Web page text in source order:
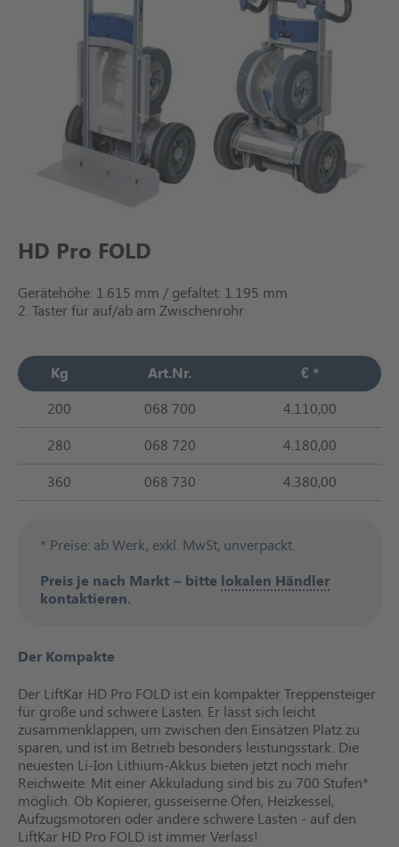
HD Pro FOLD
Gerätehöhe: 1.615 mm / gefaltet: 1.195 mm
2. Taster für auf/ab am Zwischenrohr
Kg Art.Nr. € *
200 068 700 4.110,00
280 068 720 4.180,00
360 068 730 4.380,00
* Preise: ab Werk, exkl. MwSt, unverpackt.
Preis je nach Markt – bitte lokalen Händler
kontaktieren.
Der Kompakte
Der LiftKar HD Pro FOLD ist ein kompakter Treppensteiger
für große und schwere Lasten. Er lässt sich leicht
zusammenklappen, um zwischen den Einsätzen Platz zu
sparen, und ist im Betrieb besonders leistungsstark. Die
neuesten Li-Ion Lithium-Akkus bieten jetzt noch mehr
Reichweite. Mit einer Akkuladung sind bis zu 700 Stufen*
möglich. Ob Kopierer, gusseiserne Öfen, Heizkessel,
Aufzugsmotoren oder andere schwere Lasten - auf den
LiftKar HD Pro FOLD ist immer Verlass!